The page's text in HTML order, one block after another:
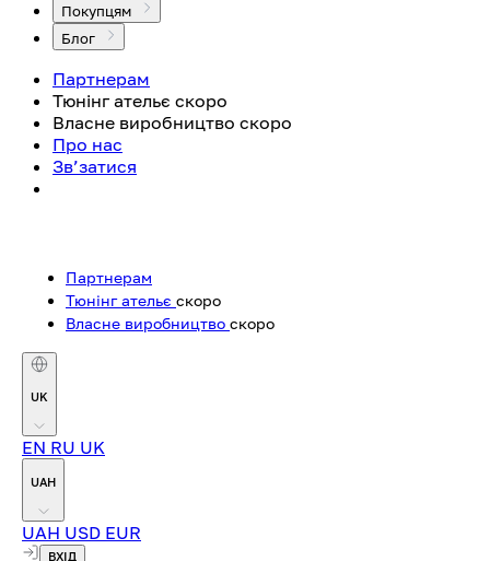
Покупцям
Блог
Партнерам
Тюнінг ательє скоро
Власне виробництво скоро
Про нас
Зв’затися
Партнерам
Тюнінг ательє скоро
Власне виробництво скоро
UK
EN RU UK
UAH
UAH USD EUR
ВХІД